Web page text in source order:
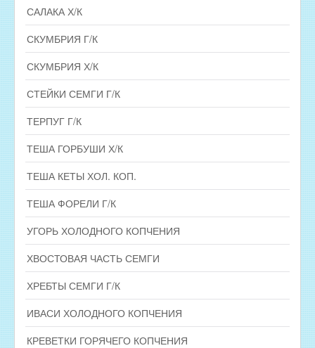
САЛАКА Х/К
СКУМБРИЯ Г/К
СКУМБРИЯ Х/К
СТЕЙКИ СЕМГИ Г/К
ТЕРПУГ Г/К
ТЕША ГОРБУШИ Х/К
ТЕША КЕТЫ ХОЛ. КОП.
ТЕША ФОРЕЛИ Г/К
УГОРЬ ХОЛОДНОГО КОПЧЕНИЯ
ХВОСТОВАЯ ЧАСТЬ СЕМГИ
ХРЕБТЫ СЕМГИ Г/К
ИВАСИ ХОЛОДНОГО КОПЧЕНИЯ
КРЕВЕТКИ ГОРЯЧЕГО КОПЧЕНИЯ